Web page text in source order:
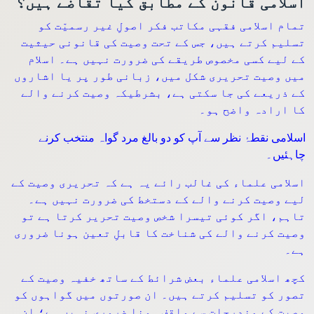
تمام اسلامی فقہی مکاتب فکر اصولِ غیر رسمیّت کو
تسلیم کرتے ہیں، جس کے تحت وصیت کی قانونی حیثیت
کے لیے کسی مخصوص طریقے کی ضرورت نہیں ہے۔ اسلام
میں وصیت تحریری شکل میں، زبانی طور پر یا اشاروں
کے ذریعے کی جا سکتی ہے، بشرطیکہ وصیت کرنے والے
کا ارادہ واضح ہو۔
اسلامی نقطۂ نظر سے آپ کو دو بالغ مرد گواہ منتخب کرنے
چاہئیں۔
اسلامی علماء کی غالب رائے یہ ہے کہ تحریری وصیت کے
لیے وصیت کرنے والے کے دستخط کی ضرورت نہیں ہے۔
تاہم، اگر کوئی تیسرا شخص وصیت تحریر کرتا ہے تو
وصیت کرنے والے کی شناخت کا قابلِ تعین ہونا ضروری
ہے۔
کچھ اسلامی علماء بعض شرائط کے ساتھ خفیہ وصیت کے
تصور کو تسلیم کرتے ہیں۔ ان صورتوں میں گواہوں کو
وصیت کے مندرجات سے واقف ہونا ضروری نہیں ہے؛ ان